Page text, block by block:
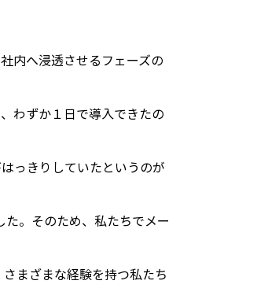
内へ浸透させるフェーズの
わずか１日で導入できたの
っきりしていたというのが
。そのため、私たちでメー
まざまな経験を持つ私たち